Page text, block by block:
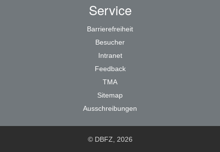
Service
Barrierefreiheit
Besucher
Intranet
Feedback
TMA
Sitemap
Ausschreibungen
© DBFZ, 2026